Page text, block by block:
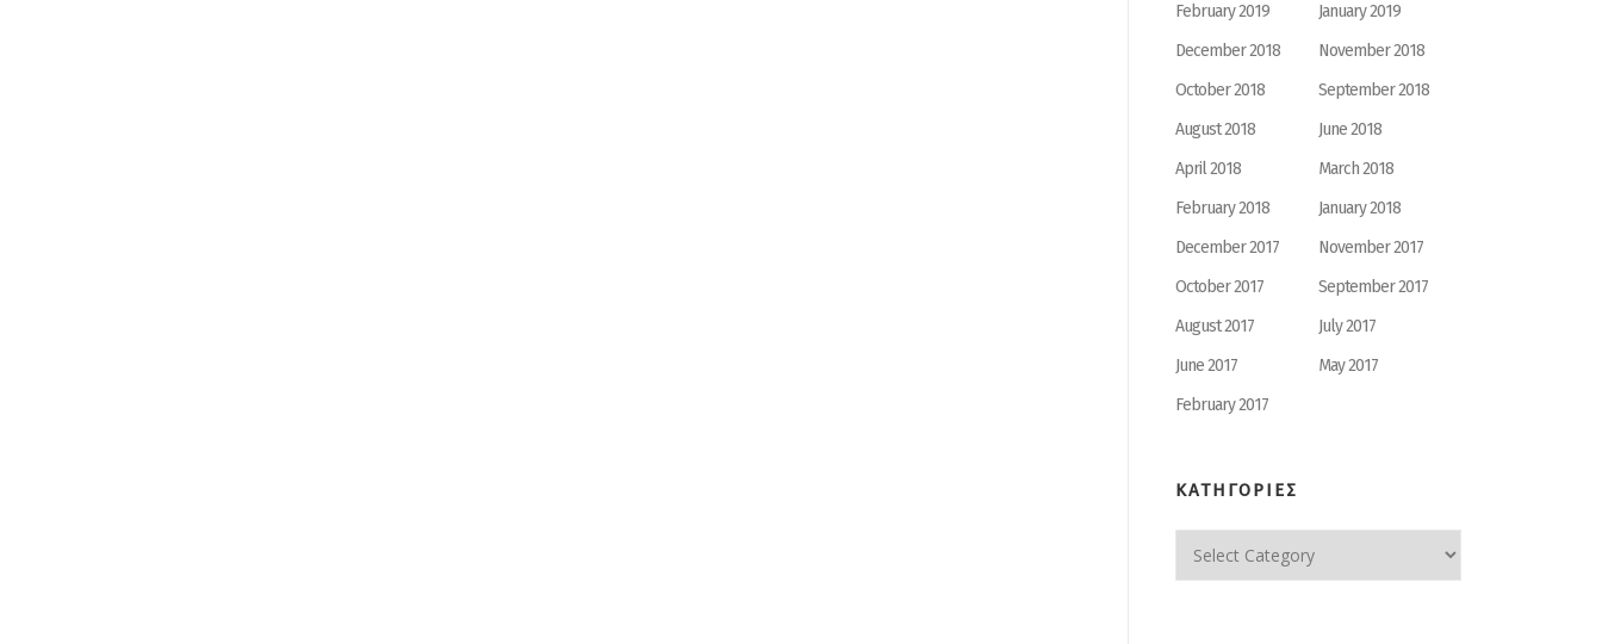
February 2019
January 2019
December 2018
November 2018
October 2018
September 2018
August 2018
June 2018
April 2018
March 2018
February 2018
January 2018
December 2017
November 2017
October 2017
September 2017
August 2017
July 2017
June 2017
May 2017
February 2017
ΚΑΤΗΓΟΡΙΕΣ
ΚΑΤΗΓΟΡΙΕΣ